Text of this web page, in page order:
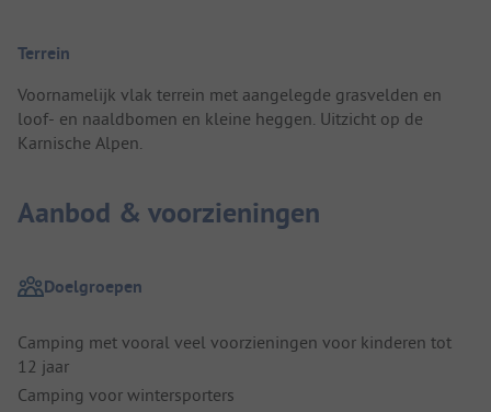
Terrein
Voornamelijk vlak terrein met aangelegde grasvelden en
loof- en naaldbomen en kleine heggen. Uitzicht op de
Karnische Alpen.
Aanbod & voorzieningen
Doelgroepen
Camping met vooral veel voorzieningen voor kinderen tot
12 jaar
Camping voor wintersporters